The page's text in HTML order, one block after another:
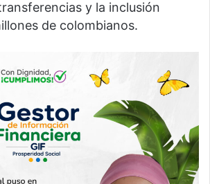
y la inclusión
de colombianos.